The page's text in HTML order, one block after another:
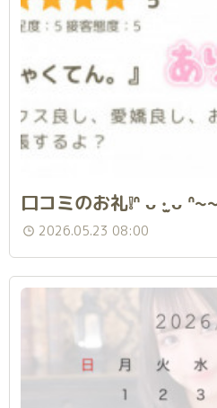
口コミのお礼❕ᐢ ᴗ ‧̫ ᴗ
2026.05.23 08:00